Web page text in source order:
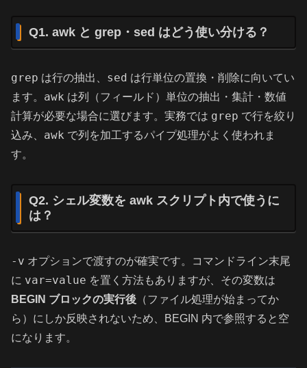
Q1. awk と grep・sed はどう使い分ける？
grep は行の抽出、 sed は行単位の置換・削除に向いてい
ます。 awk は列（フィールド）単位の抽出・集計・数値
計算が必要な場合に選びます。実務では grep で行を絞り
込み、 awk で列を加工するパイプ処理がよく使われま
す。
Q2. シェル変数を awk スクリプト内で使うに
は？
-v オプションで渡すのが確実です。コマンドライン末尾
に var=value を置く方法もありますが、その変数は
BEGIN ブロックの実行後 （ファイル処理が始まってか
ら）にしか反映されないため、BEGIN 内で参照すると空
になります。